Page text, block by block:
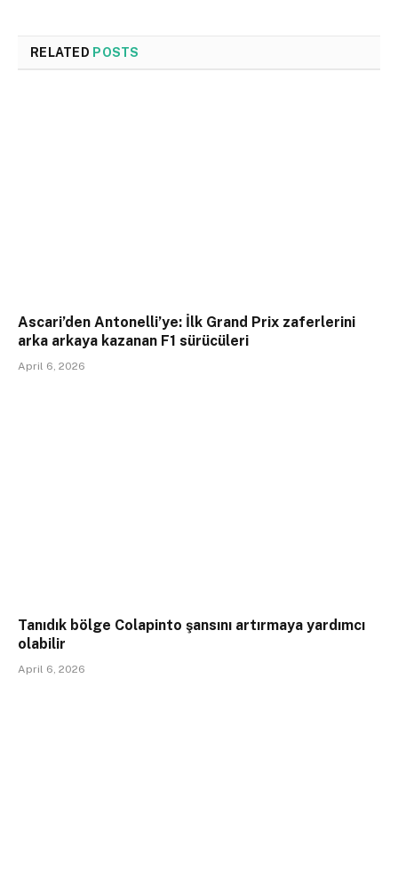
RELATED POSTS
Ascari’den Antonelli’ye: İlk Grand Prix zaferlerini
arka arkaya kazanan F1 sürücüleri
April 6, 2026
Tanıdık bölge Colapinto şansını artırmaya yardımcı
olabilir
April 6, 2026